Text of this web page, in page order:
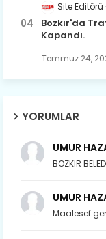
Site Editörü
Bozkır'da
Kapandı.
Temmuz 24,
YORUMLAR
UMUR
BOZKIR
UMUR
Maalesef